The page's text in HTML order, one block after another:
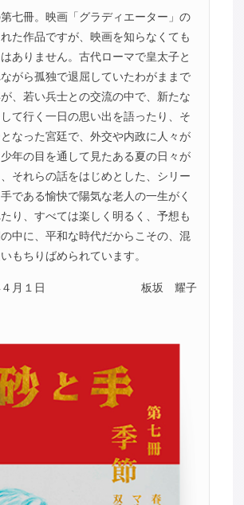
七冊。映画「グラディエーター」の
た作品ですが、映画を知らなくても
ありません。古代ローマで皇太子と
がら孤独で退屈していたわがままで
、若い兵士との交流の中で、新たな
て行く一日の思い出を語ったり、そ
なった宮廷で、外交や内政に人々が
年の目を通して見たある夏の日々が
それらの話をはじめとした、シリー
である愉快で陽気な老人の一生がく
り、すべては楽しく明るく、予想も
中に、平和な時代だからこその、混
もちりばめられています。
月１日 板坂 耀子